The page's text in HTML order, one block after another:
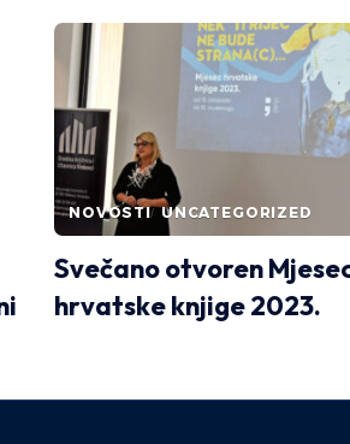
NOVOSTI UNCATEGORIZED
Svečano otvoren
hrvatske knjige 2023.